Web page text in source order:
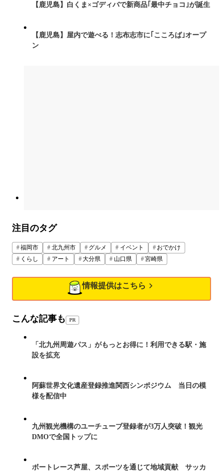
【鹿児島】白くま×ゴディバで新商品｢最中チョコ｣が誕生
【鹿児島】屋内で遊べる！志布志市に｢こころば｣オープ
ン
注目のタグ
福岡市 北九州市 グルメ イベント
おでかけ
くらし
アート 大分県 山口県 宮崎県
情報提供はこちら
こんな記事も PR
「北九州周遊パス」がもっとお得に！利用できる駅・施
設を拡充
阿蘇世界文化遺産登録推進関西シンポジウム 当日の模
様を配信中
九州観光機構のユーチューブ登録者が3万人突破！観光
DMOで全国トップに
ボートレース芦屋、スポーツを通じて地域貢献 サッカ